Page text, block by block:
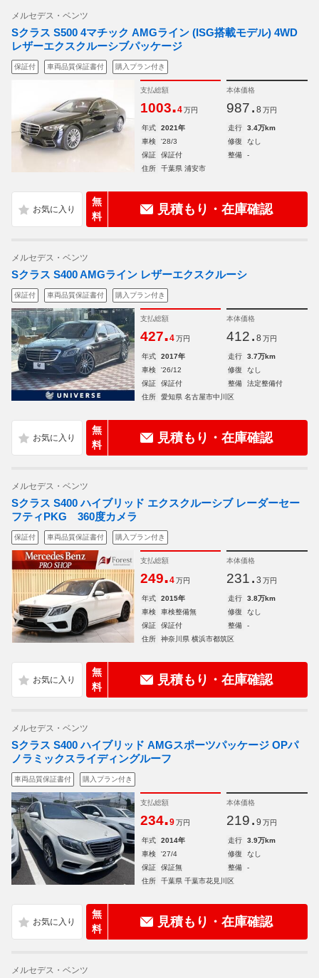
メルセデス・ベンツ
Sクラス S500 4マチック AMGライン (ISG搭載モデル) 4WD
レザーエクスクルーシブパッケージ
保証付 車両品質保証書付 購入プラン付き
支払総額
1003.4 万円
本体価格
987. 8 万円
年式 2021年 走行
3.4万km
車検
'28/3 修復
なし
保証
保証付 整備
-
住所
千葉県 浦安市
無
料
見積もり・在庫確認
メルセデス・ベンツ
Sクラス S400 AMGライン レザーエクスクルーシ
保証付 車両品質保証書付 購入プラン付き
支払総額
427.4 万円
本体価格
412. 8 万円
年式 2017年 走行
3.7万km
車検
'26/12 修復
なし
保証
保証付 整備
法定整備付
住所
愛知県 名古屋市中川区
無
料
見積もり・在庫確認
メルセデス・ベンツ
Sクラス S400 ハイブリッド エクスクルーシブ レーダーセー
フティPKG 360度カメラ
保証付 車両品質保証書付 購入プラン付き
支払総額
249.4 万円
本体価格
231. 3 万円
年式 2015年 走行
3.8万km
車検
車検整備無 修復
なし
保証
保証付 整備
-
住所
神奈川県 横浜市都筑区
無
料
見積もり・在庫確認
メルセデス・ベンツ
Sクラス S400 ハイブリッド AMGスポーツパッケージ OPパ
ノラミックスライディングルーフ
車両品質保証書付 購入プラン付き
支払総額
234.9 万円
本体価格
219. 9 万円
年式 2014年 走行
3.9万km
車検
'27/4 修復
なし
保証
保証無 整備
-
住所
千葉県 千葉市花見川区
無
料
見積もり・在庫確認
メルセデス・ベンツ